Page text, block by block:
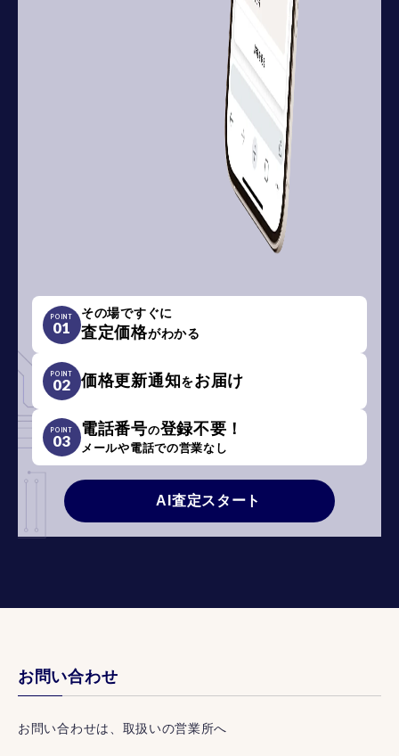
POINT
01
その場ですぐに
査定価格がわかる
POINT
02 価格更新通知をお届け
POINT
03
電話番号の登録不要！
メールや電話での営業なし
AI査定スタート
お問い合わせ
お問い合わせは、取扱いの営業所へ